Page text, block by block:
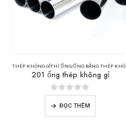
THÉP KHÔNG GỈTHÌ ỐNG/ỐNG BẰNG THÉP KHÔNG GỈ
201 ống thép không gỉ
0trong số 5
ĐỌC THÊM